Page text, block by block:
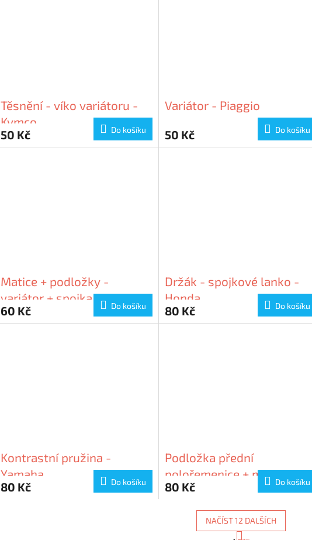
Těsnění - víko variátoru -
Kymco
50 Kč Do košíku
Variátor - Piaggio
50 Kč Do košíku
Matice + podložky -
variátor + spojka - Suzuki
60 Kč Do košíku
Držák - spojkové lanko -
Honda
80 Kč Do košíku
Kontrastní pružina -
Yamaha
80 Kč Do košíku
Podložka přední
polořemenice + matice -
Piaggio
80 Kč Do košíku
NAČÍST 12 DALŠÍCH